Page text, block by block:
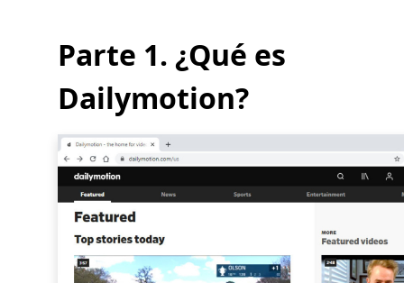
Parte 1. ¿Qué es
Dailymotion?